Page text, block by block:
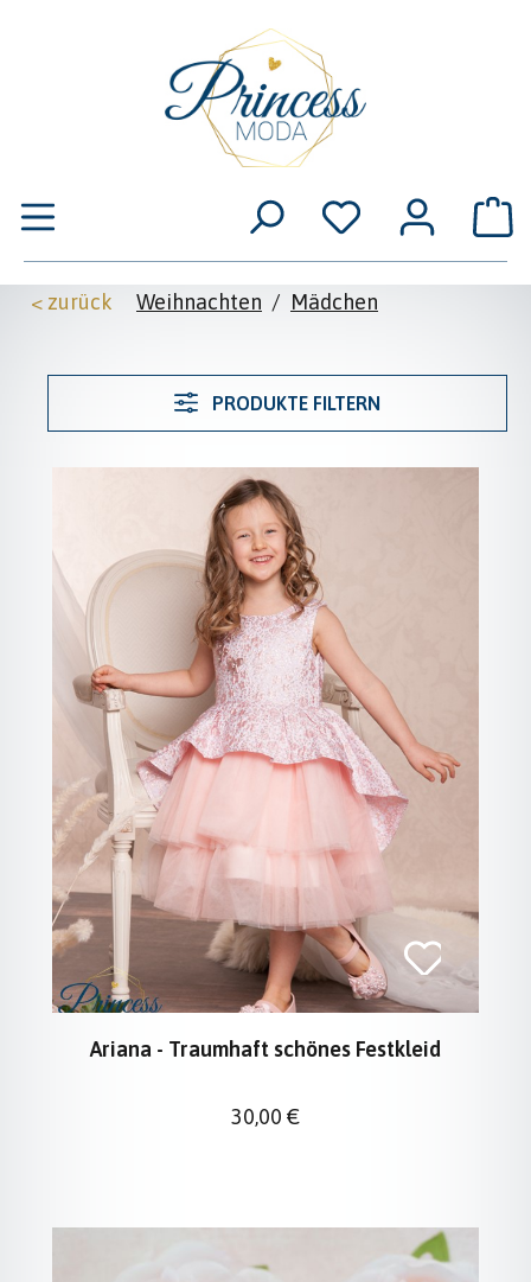
< zurück Weihnachten / Mädchen
PRODUKTE FILTERN
Ariana - Traumhaft schönes Festkleid
Regulärer Preis:
30,00 €